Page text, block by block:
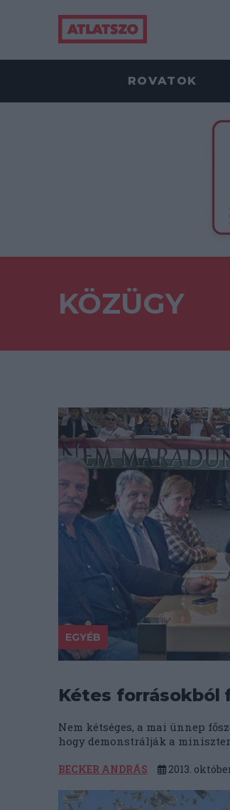
ROVATOK
KÖZÜGY
EGYÉB
Kétes forrásokból
Nem kétséges, a mai ünnep
hogy demonstrálják a
BECKER ANDRÁS 2013.